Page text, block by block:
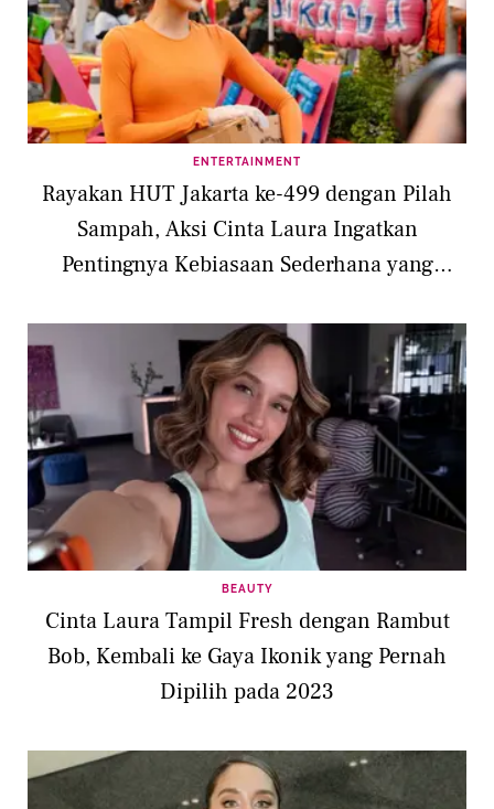
ENTERTAINMENT
Rayakan HUT Jakarta ke-499 dengan Pilah
Sampah, Aksi Cinta Laura Ingatkan
Pentingnya Kebiasaan Sederhana yang
BEAUTY
Cinta Laura Tampil Fresh dengan Rambut
Bob, Kembali ke Gaya Ikonik yang Pernah
Dipilih pada 2023